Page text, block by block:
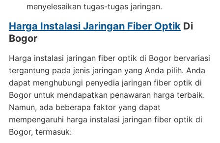
menyelesaikan tugas-tugas jaringan.
Harga Instalasi Jaringan Fiber OptikDi
Bogor
Harga instalasi jaringan fiber optik di Bogor bervariasi
tergantung pada jenis jaringan yang Anda pilih. Anda
dapat menghubungi penyedia jaringan fiber optik di
Bogor untuk mendapatkan penawaran harga terbaik.
Namun, ada beberapa faktor yang dapat
mempengaruhi harga instalasi jaringan fiber optik di
Bogor, termasuk: